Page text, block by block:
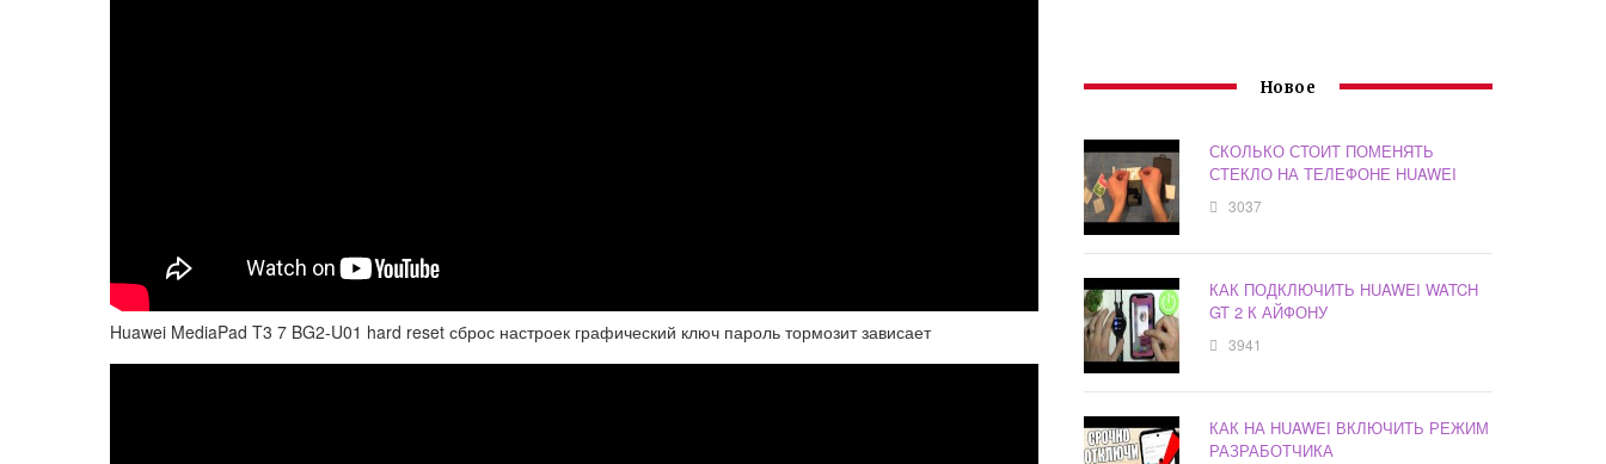
Huawei MediaPad T3 7 BG2-U01 hard reset сброс настроек графический ключ пароль тормозит зависает
Новое
СКОЛЬКО СТОИТ ПОМЕНЯТЬ
СТЕКЛО НА ТЕЛЕФОНЕ HUAWEI
3037
КАК ПОДКЛЮЧИТЬ HUAWEI WATCH
GT 2 К АЙФОНУ
3941
КАК НА HUAWEI ВКЛЮЧИТЬ РЕЖИМ
РАЗРАБОТЧИКА